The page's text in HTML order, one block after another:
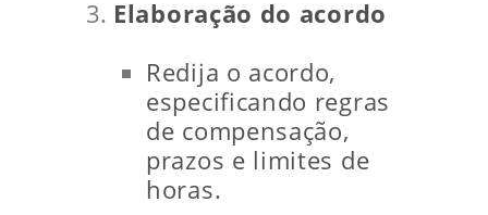
Elaboração do acordo
Redija o acordo,
especificando regras
de compensação,
prazos e limites de
horas.